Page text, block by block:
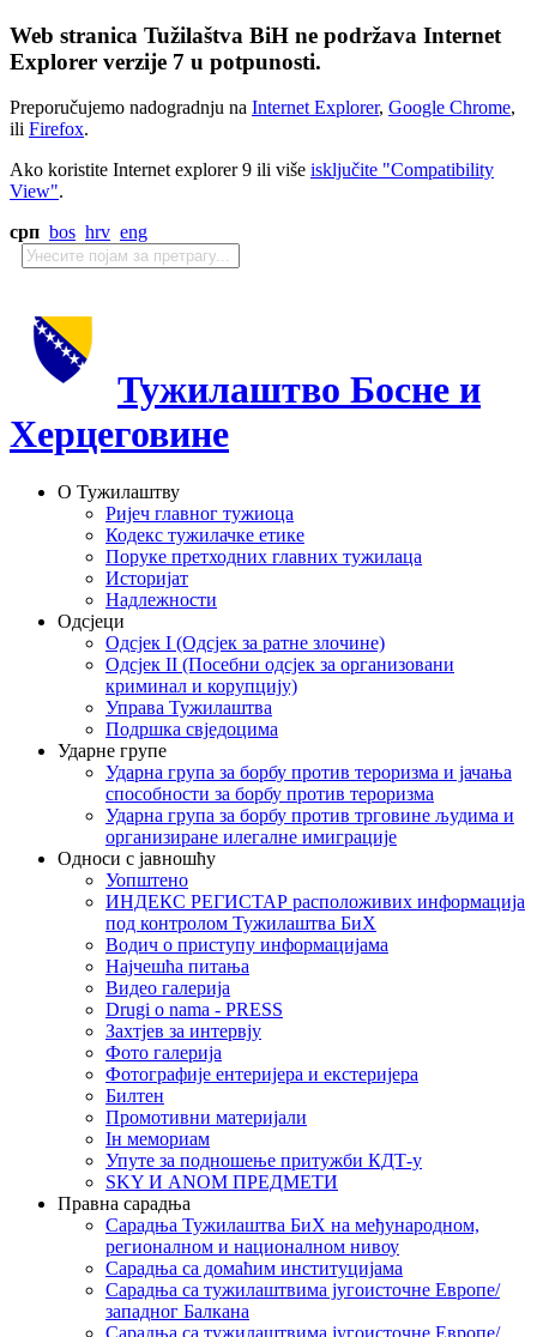
Web stranica Tužilaštva BiH ne podržava Internet
Explorer verzije 7 u potpunosti.
Preporučujemo nadogradnju na Internet Explorer, Google Chrome,
ili Firefox.
Ako koristite Internet explorer 9 ili više isključite "Compatibility
View".
срп bos hrv eng
Тужилаштво Босне и
Херцеговине
О Тужилаштву
Ријеч главног тужиоца
Кодекс тужилачке етике
Поруке претходних главних тужилаца
Историјат
Надлежности
Одсјеци
Одсјек I (Одсјек за ратне злочине)
Одсјек II (Посебни одсјек за организовани
криминал и корупцију)
Управа Тужилаштва
Подршка свједоцима
Ударне групе
Ударна група за борбу против тероризма и јачања
способности за борбу против тероризма
Ударна група за борбу против трговине људима и
организиране илегалне имиграције
Односи с јавношћу
Уопштено
ИНДЕКС РЕГИСТАР расположивих информација
под контролом Тужилаштва БиХ
Водич о приступу информацијама
Најчешћа питања
Видео галерија
Drugi o nama - PRESS
Захтјев за интервју
Фото галерија
Фотографије ентеријера и екстеријера
Билтен
Промотивни материјали
Iн мемориам
Упуте за подношење притужби КДТ-у
SKY И ANOM ПРЕДМЕТИ
Правна сарадња
Сарадња Тужилаштва БиХ на међународном,
регионалном и националном нивоу
Сарадња са домаћим институцијама
Сарадња са тужилаштвима југоисточне Европе/
западног Балкана